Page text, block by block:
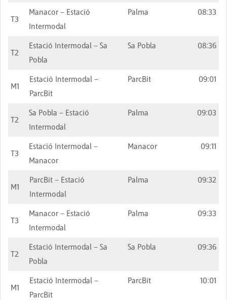
T3
Manacor – Estació
Intermodal
Palma 08:33
T2
Estació Intermodal – Sa
Pobla
Sa Pobla 08:36
M1
Estació Intermodal –
ParcBit
ParcBit 09:01
T2
Sa Pobla – Estació
Intermodal
Palma 09:03
T3
Estació Intermodal –
Manacor
Manacor 09:11
M1
ParcBit – Estació
Intermodal
Palma 09:32
T3
Manacor – Estació
Intermodal
Palma 09:33
T2
Estació Intermodal – Sa
Pobla
Sa Pobla 09:36
M1
Estació Intermodal –
ParcBit
ParcBit 10:01